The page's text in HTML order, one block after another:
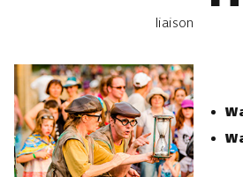
liaison